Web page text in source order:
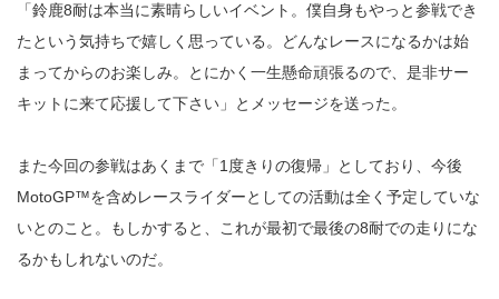
「鈴鹿8耐は本当に素晴らしいイベント。僕自身もやっと参戦でき
たという気持ちで嬉しく思っている。どんなレースになるかは始
まってからのお楽しみ。とにかく一生懸命頑張るので、是非サー
キットに来て応援して下さい」とメッセージを送った。
また今回の参戦はあくまで「1度きりの復帰」としており、今後
MotoGP™を含めレースライダーとしての活動は全く予定していな
いとのこと。もしかすると、これが最初で最後の8耐での走りにな
るかもしれないのだ。